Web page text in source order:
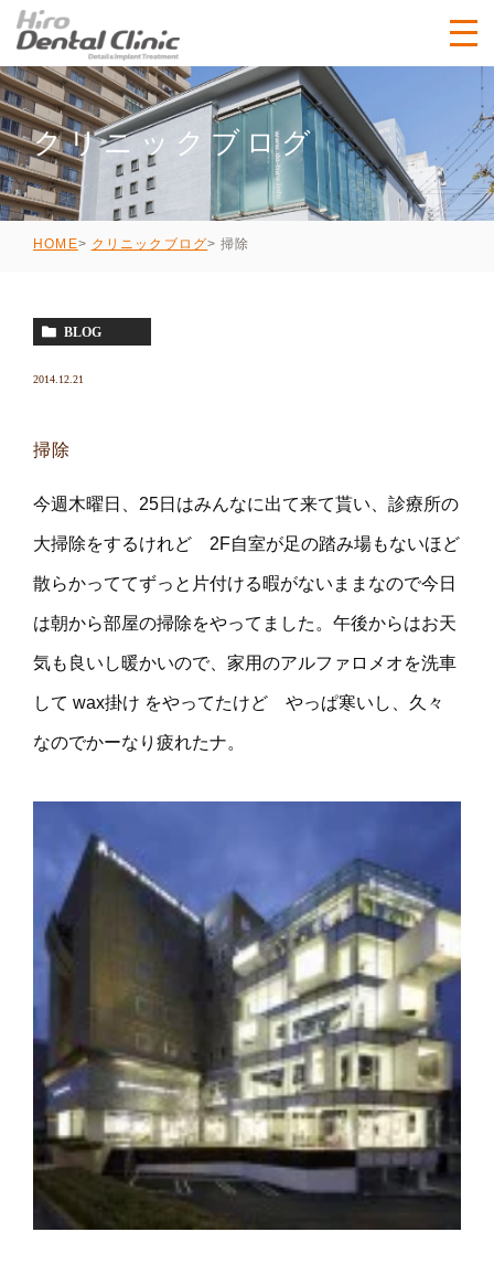
クリニックブログ
HOME クリニックブログ 掃除
BLOG
2014.12.21
掃除
今週木曜日、25日はみんなに出て来て貰い、診療所の
大掃除をするけれど 2F自室が足の踏み場もないほど
散らかっててずっと片付ける暇がないままなので今日
は朝から部屋の掃除をやってました。午後からはお天
気も良いし暖かいので、家用のアルファロメオを洗車
して wax掛け をやってたけど やっぱ寒いし、久々
なのでかーなり疲れたナ。